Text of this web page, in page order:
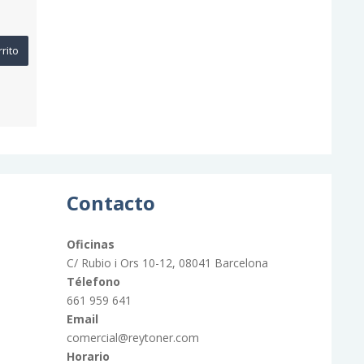
Contacto
Oficinas
C/ Rubio i Ors 10-12, 08041 Barcelona
Télefono
661 959 641
Email
comercial@reytoner.com
Horario